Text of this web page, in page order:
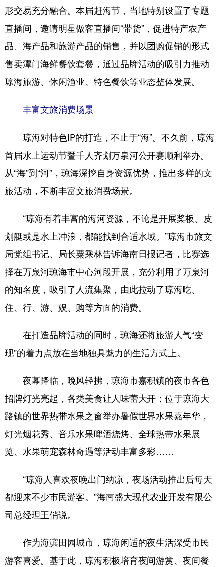
形交易充分融合。本届赶海节，当地特别设置了专题
直播间，邀请明星做客直播间“带货”，促进特产农产
品、海产品和旅游产品的销售，并以团购促销的形式
售卖潭门海鲜餐饮套餐，通过品牌活动的吸引力推动
琼海旅游、休闲渔业、特色餐饮等业态整体发展。
丰富文旅消费场景
琼海对特色IP的打造，不止于“海”。不久前，琼海
首届水上运动节暨千人齐划万泉河公开赛顺利举办。
从“海”到“河”，琼海深挖自身资源优势，推出多样的文
旅活动，不断丰富文旅消费场景。
“琼海有着丰富的海河资源，不论是开展桨板、皮
划艇或是水上冲浪，都能找到合适水域。”琼海市旅文
局党组书记、局长粟乘林告诉海南日报记者，比赛选
择在万泉河琼海市中心河段开展，充分利用了万泉河
的知名度，吸引了人流集聚，由此拉动了琼海吃、
住、行、游、娱、购等方面的消费。
在打造品牌活动的同时，琼海还将旅游人气“变
现”的着力点放在当地独具魅力的生活方式上。
夜幕降临，晚风轻拂，琼海市嘉积镇的夜市各色
招牌灯光亮起，各类美食让人味蕾大开；位于琼海大
路镇的世界热带水果之窗举办暑假世界水果嘉年华，
灯光烟花秀、音乐水果啤酒烧烤、全球热带水果展
览、水果萌宠森林奇遇等活动丰富多彩……
“琼海人喜欢夜晚出门纳凉，夜场活动推出后每天
都迎来不少市民游客。”海南盛大现代农业开发有限公
司总经理王俏说。
作为海滨田园城市，琼海闲适的夜生活深受市民
游客喜爱。基于此，琼海积极培育夜间游赏、夜间餐